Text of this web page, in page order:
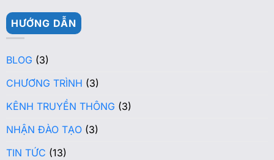
HƯỚNG DẪN
BLOG (3)
CHƯƠNG TRÌNH (3)
KÊNH TRUYỀN THÔNG (3)
NHẬN ĐÀO TẠO(3)
TIN TỨC (13)